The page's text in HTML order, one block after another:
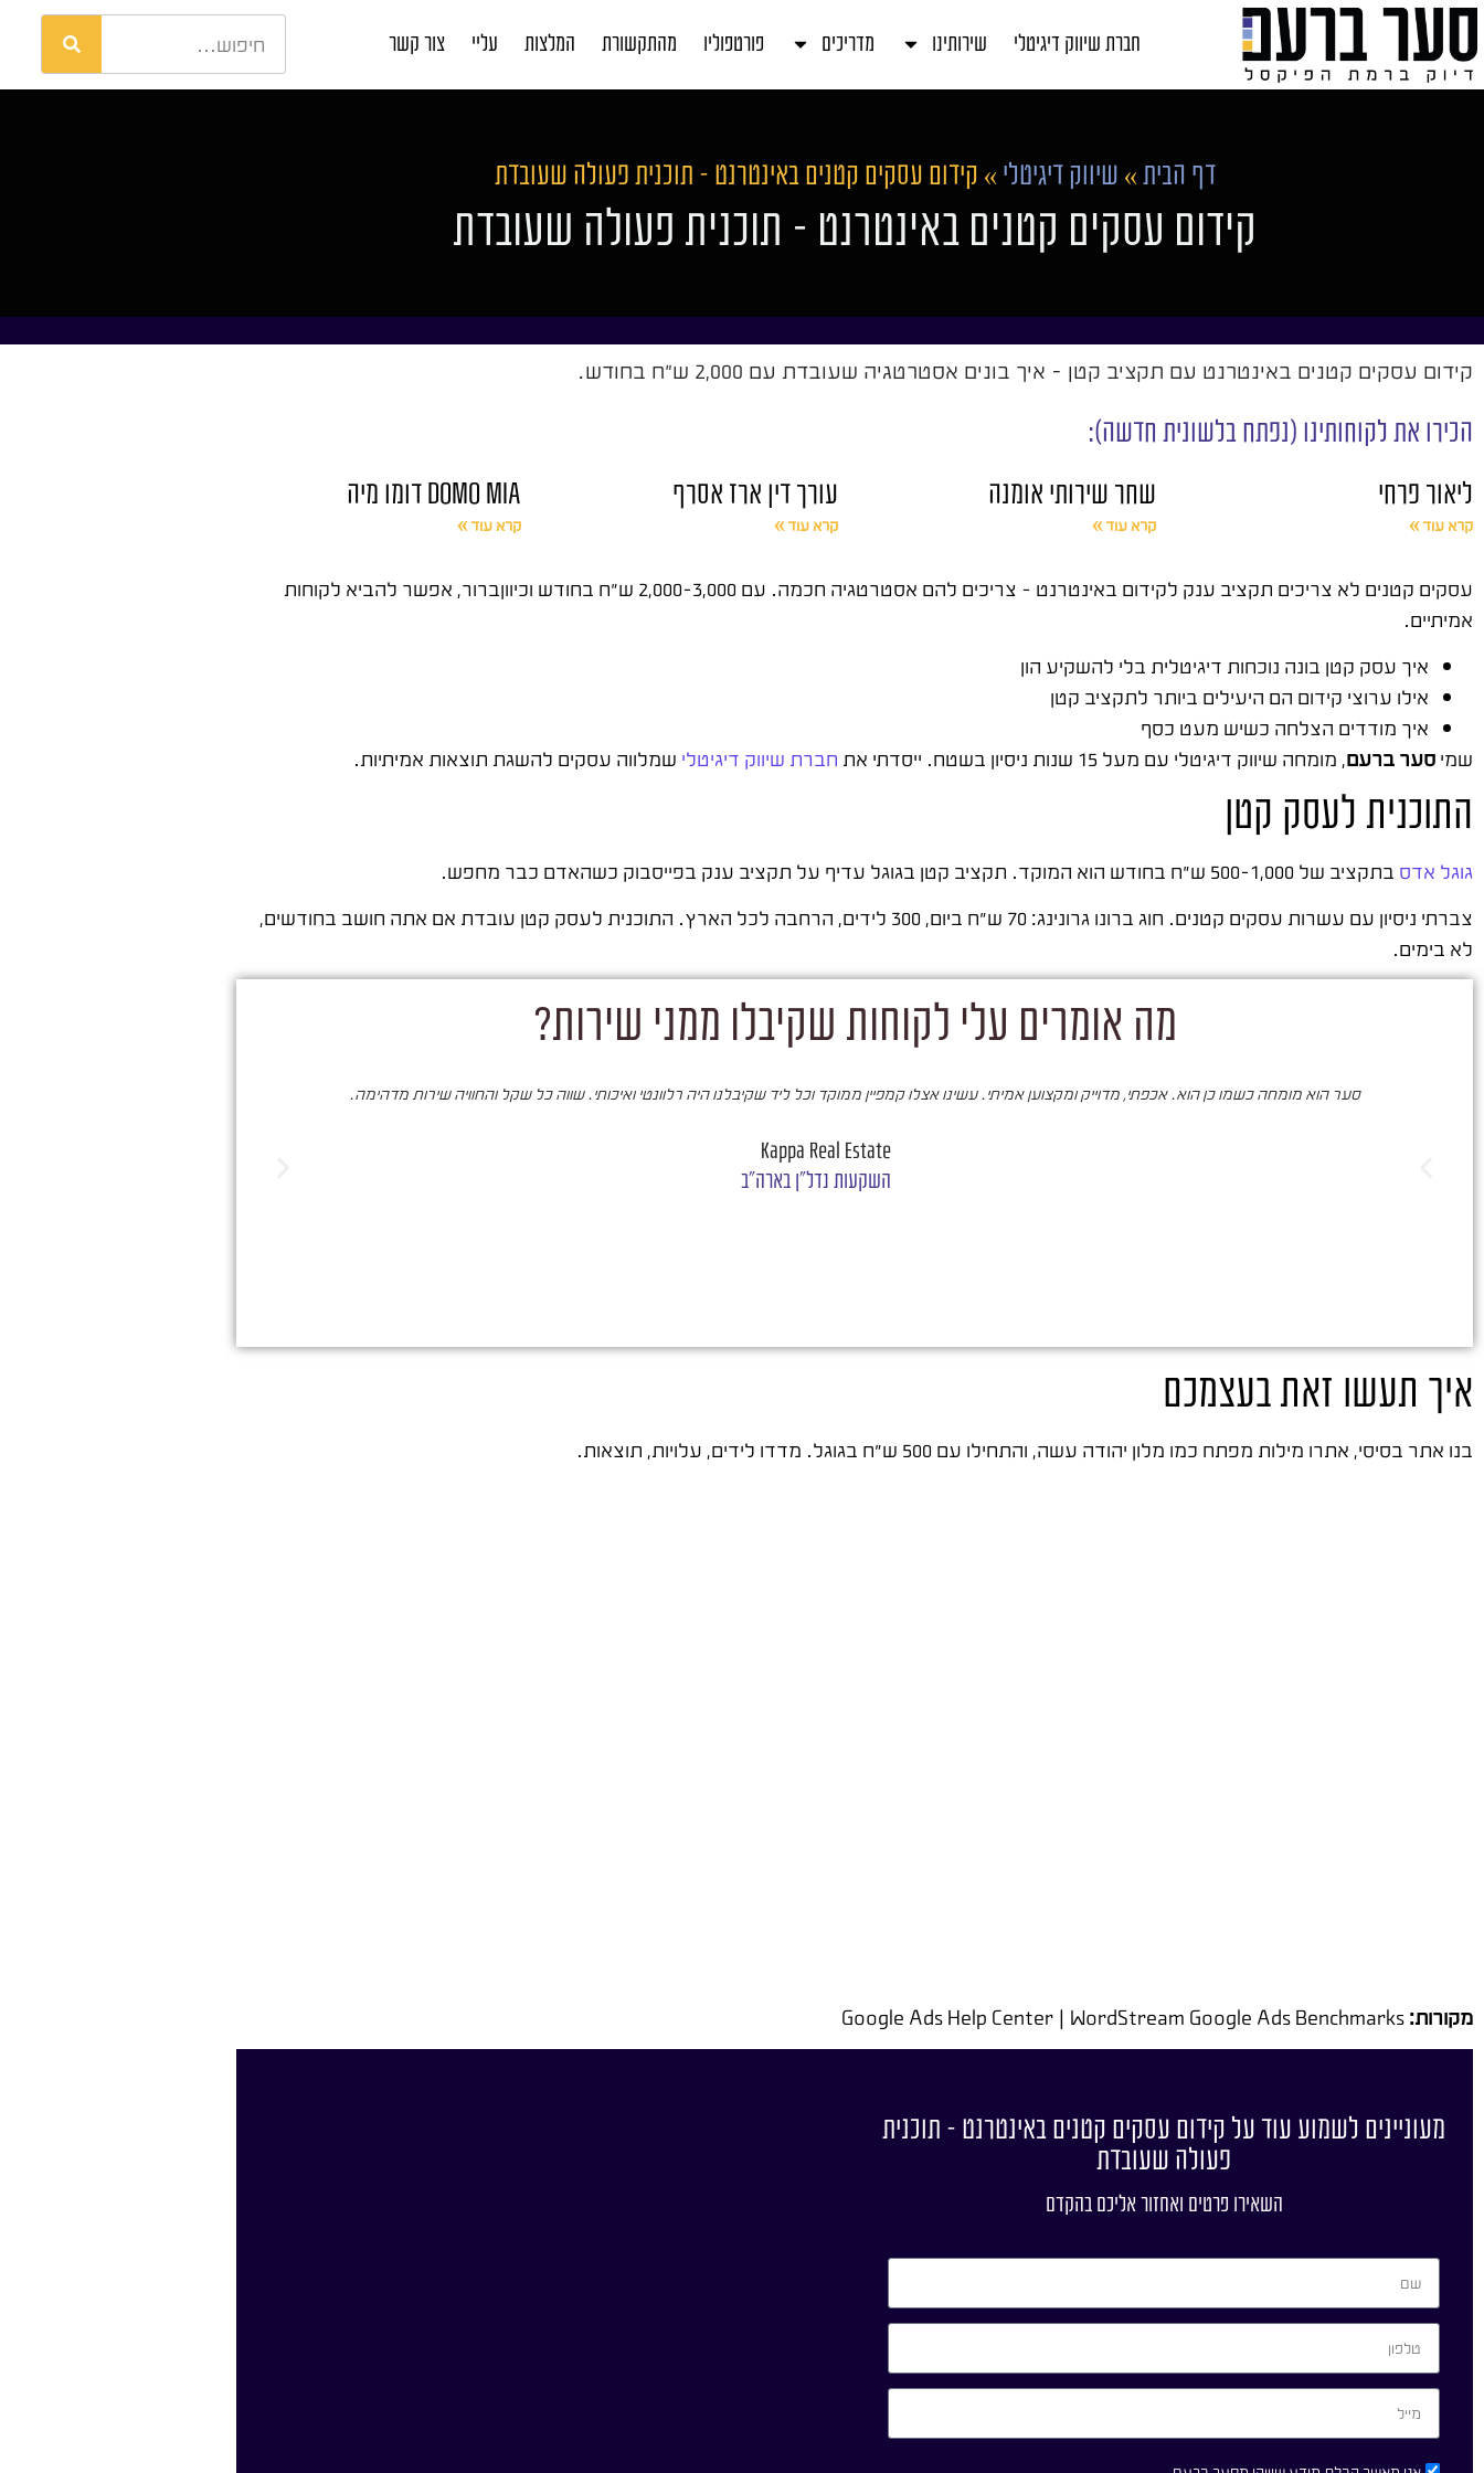
חברת שיווק דיגיטלי שירותינו מדריכים פורטפוליו מהתקשורת המלצות עליי צור קשר
דף הבית » שיווק דיגיטלי » קידום עסקים קטנים באינטרנט – תוכנית פעולה שעובדת
קידום עסקים קטנים באינטרנט – תוכנית פעולה שעובדת
קידום עסקים קטנים באינטרנט עם תקציב קטן - איך בונים אסטרטגיה שעובדת עם 2,000 ש״ח בחודש.
הכירו את לקוחותינו (נפתח בלשונית חדשה):
ליאור פרחי
קרא עוד »
שחר שירותי אומנה
קרא עוד »
עורך דין ארז אסרף
קרא עוד »
DOMO MIA דומו מיה
קרא עוד »
עסקים קטנים לא צריכים תקציב ענק לקידום באינטרנט – צריכים להם אסטרטגיה חכמה. עם 2,000-3,000 ש״ח בחודש וכיווןברור, אפשר להביא לקוחות
אמיתיים.
איך עסק קטן בונה נוכחות דיגיטלית בלי להשקיע הון
אילו ערוצי קידום הם היעילים ביותר לתקציב קטן
איך מודדים הצלחה כשיש מעט כסף
שמיסער ברעם, מומחה שיווק דיגיטלי עם מעל 15 שנות ניסיון בשטח. ייסדתי את חברת שיווק דיגיטלי שמלווה עסקים להשגת תוצאות אמיתיות.
התוכנית לעסק קטן
גוגל אדס בתקציב של 500-1,000 ש״ח בחודש הוא המוקד. תקציב קטן בגוגל עדיף על תקציב ענק בפייסבוק כשהאדם כבר מחפש.
צברתי ניסיון עם עשרות עסקים קטנים. חוג ברונו גרונינג: 70 ש״ח ביום, 300 לידים, הרחבה לכל הארץ. התוכנית לעסק קטן עובדת אם אתה חושב בחודשים,
לא בימים.
מה אומרים עלי לקוחות שקיבלו ממני שירות?
סער הוא מומחה כשמו כן הוא. אכפתי, מדוייק ומקצוען אמיתי. עשינו אצלו קמפיין ממוקד וכל ליד שקיבלנו היה רלוונטי ואיכותי. שווה כל שקל והחוויה שירות מדהימה.
Kappa Real Estate
השקעות נדל"ן בארה"ב
איך תעשו זאת בעצמכם
בנו אתר בסיסי, אתרו מילות מפתח כמו מלון יהודה עשה, והתחילו עם 500 ש״ח בגוגל. מדדו לידים, עלויות, תוצאות.
מקורות:
מעוניינים לשמוע עוד על קידום עסקים קטנים באינטרנט – תוכנית
פעולה שעובדת
השאירו פרטים ואחזור אליכם בהקדם